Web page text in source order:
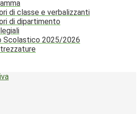
di classe e verbalizzanti
di dipartimento
Scolastico 2025/2026